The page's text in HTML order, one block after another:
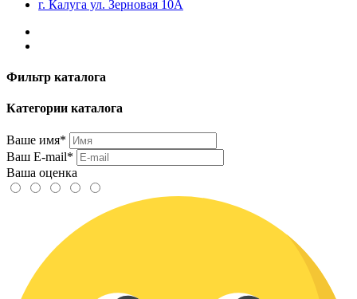
г. Калуга ул. Зерновая 10А
Фильтр каталога
Категории каталога
Ваше имя*
Ваш E-mail*
Ваша оценка